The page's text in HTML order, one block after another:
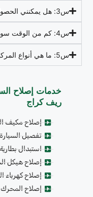
س3: هل يمكنني الحصول على دعم التأمين للإصلاحات؟
س4: كم من الوقت سوف يستغرق الإصلاح؟
س5: ما هي أنواع المركبات التي تقومون بإصلاحها؟
خدمات إصلاح
ريف كراج
إصلاح مكيف
تفصيل السيارة
استبدال
إصلاح هيكل
إصلاح كهرباء
إصلاح المحرك